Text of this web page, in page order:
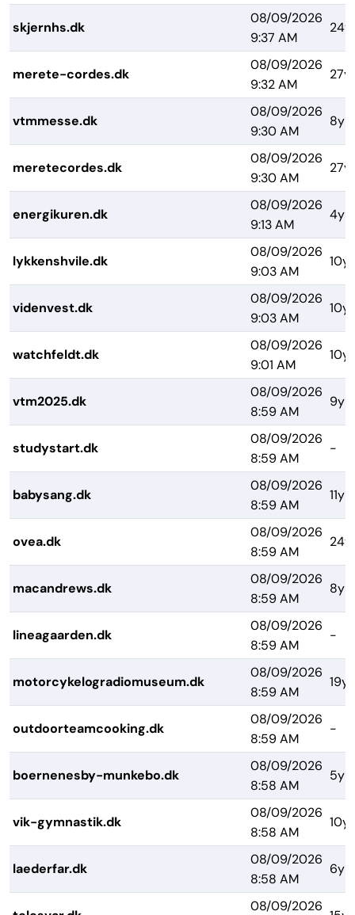
skjernhs.dk
08/09/2026
9:37 AM
merete-cordes.dk
08/09/2026
9:32 AM
vtmmesse.dk
08/09/2026
9:30 AM
8yrs
meretecordes.dk
08/09/2026
9:30 AM
energikuren.dk
08/09/2026
9:13 AM
4yrs
lykkenshvile.dk
08/09/2026
9:03 AM
videnvest.dk
08/09/2026
9:03 AM
watchfeldt.dk
08/09/2026
9:01 AM
vtm2025.dk
08/09/2026
8:59 AM
9yrs
studystart.dk
08/09/2026
8:59 AM
-
babysang.dk
08/09/2026
8:59 AM
11yrs
ovea.dk
08/09/2026
8:59 AM
macandrews.dk
08/09/2026
8:59 AM
8yrs
lineagaarden.dk
08/09/2026
8:59 AM
-
motorcykelogradiomuseum.dk
08/09/2026
8:59 AM
outdoorteamcooking.dk
08/09/2026
8:59 AM
-
boernenesby-munkebo.dk
08/09/2026
8:58 AM
5yrs
vik-gymnastik.dk
08/09/2026
8:58 AM
laederfar.dk
08/09/2026
8:58 AM
6yrs
08/09/2026